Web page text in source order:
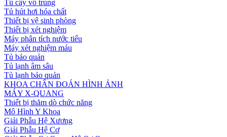
Tủ cấy vô trùng
Tủ hút hơi hóa chất
Thiết bị vệ sinh phòng
Thiết bị xét nghiệm
Máy phân tích nước tiểu
Máy xét nghiệm máu
Tủ bảo quản
Tủ lạnh âm sâu
Tủ lạnh bảo quản
KHOA CHẨN ĐOÁN HÌNH ẢNH
MÁY X-QUANG
Thiết bị thăm dò chức năng
Mô Hình Y Khoa
Giải Phẫu Hệ Xương
Giải Phẫu Hệ Cơ